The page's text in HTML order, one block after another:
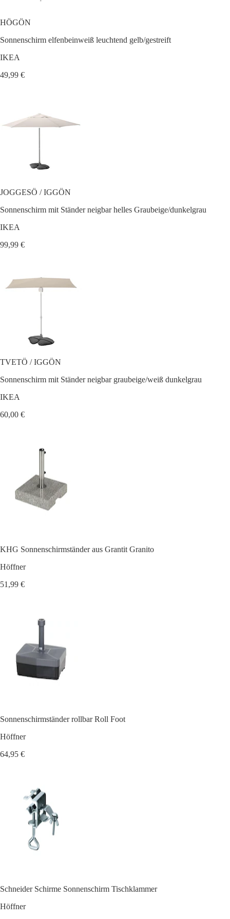
HÖGÖN
Sonnenschirm elfenbeinweiß leuchtend gelb/gestreift
IKEA
49,99 €
JOGGESÖ / IGGÖN
Sonnenschirm mit Ständer neigbar helles Graubeige/dunkelgrau
IKEA
99,99 €
TVETÖ / IGGÖN
Sonnenschirm mit Ständer neigbar graubeige/weiß dunkelgrau
IKEA
60,00 €
KHG Sonnenschirmständer aus Grantit Granito
Höffner
51,99 €
Sonnenschirmständer rollbar Roll Foot
Höffner
64,95 €
Schneider Schirme Sonnenschirm Tischklammer
Höffner